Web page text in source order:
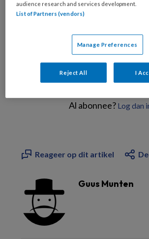
Bekijk de
Al abonnee? Log dan
Reageer op dit artikel
Guus Munten
audience research and services development.
List of Partners (vendors)
Manage Preferences
Reject All I